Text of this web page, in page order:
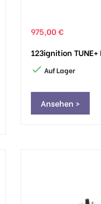
975,00 €
123ignition
 Auf Lager
Ansehen >